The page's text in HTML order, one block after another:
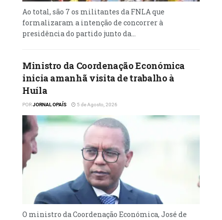
Ao total, são 7 os militantes da FNLA que
formalizaram a intenção de concorrer à
presidência do partido junto da...
Ministro da Coordenação Económica
inicia amanhã visita de trabalho à
Huíla
PORJORNAL OPAÍS 5 de Agosto, 2026
O ministro da Coordenação Económica, José de